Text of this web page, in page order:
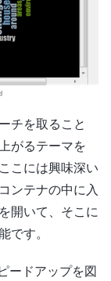
チを取ること
がるテーマを
こには興味深い
ンテナの中に入
開いて、そこに
です。
ードアップを図